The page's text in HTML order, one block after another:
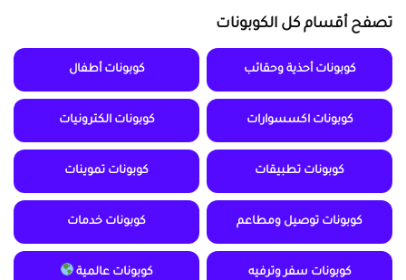
تصفح أقسام كل الكوبونات
كوبونات أحذية وحقائب كوبونات أطفال
كوبونات اكسسوارات كوبونات الكترونيات
كوبونات تطبيقات كوبونات تموينات
كوبونات توصيل ومطاعم كوبونات خدمات
كوبونات سفر وترفيه كوبونات عالمية